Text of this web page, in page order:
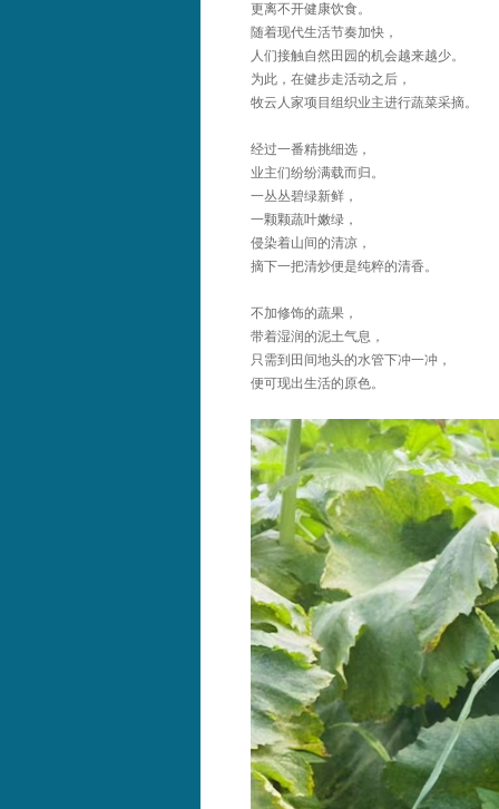
更离不开健康饮食。
随着现代生活节奏加快，
人们接触自然田园的机会越来越少。
为此，在健步走活动之后，
牧云人家项目组织业主进行蔬菜采摘。
经过一番精挑细选，
业主们纷纷满载而归。
一丛丛碧绿新鲜，
一颗颗蔬叶嫩绿，
侵染着山间的清凉，
摘下一把清炒便是纯粹的清香。
不加修饰的蔬果，
带着湿润的泥土气息，
只需到田间地头的水管下冲一冲，
便可现出生活的原色。